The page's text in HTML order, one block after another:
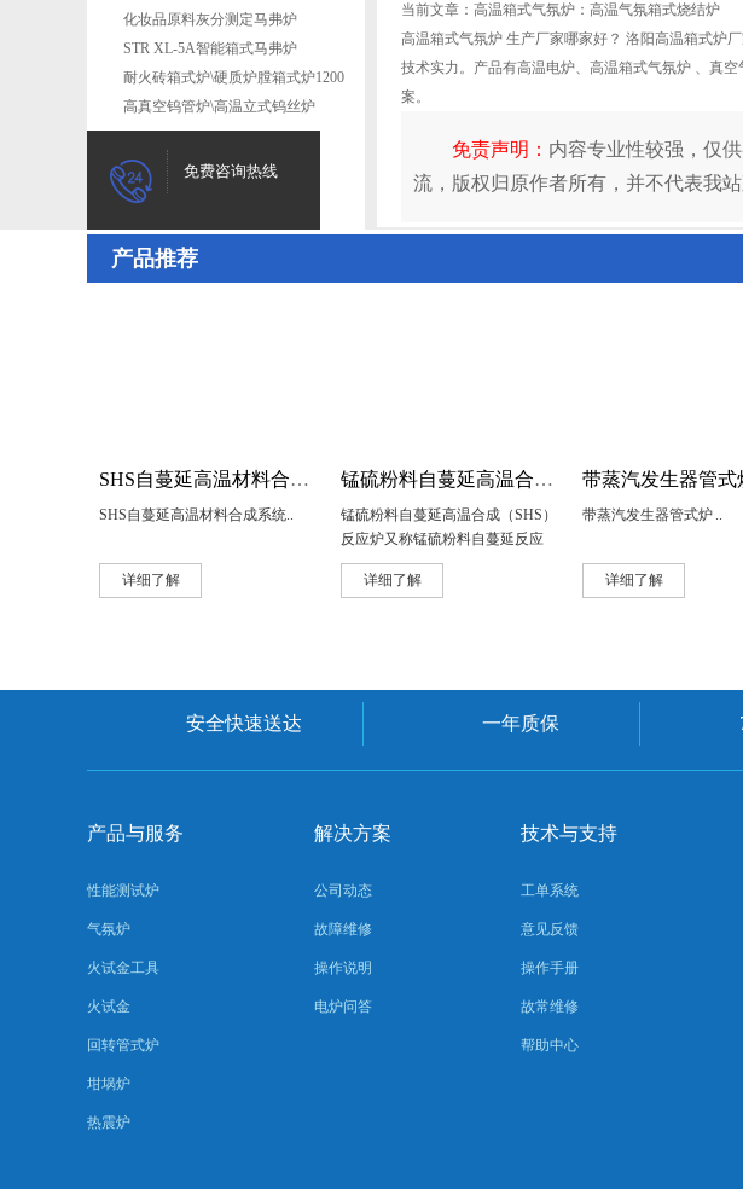
式电阻炉
化妆品原料灰分测定马弗炉
STR XL-5A智能箱式马弗炉
耐火砖箱式炉\硬质炉膛箱式炉1200
度
高真空钨管炉\高温立式钨丝炉
免费咨询热线
当前文章：高温箱式气氛炉：高温气氛箱式烧结炉
高温箱式气氛炉 生产厂家哪家好？ 洛阳高温箱式炉
技术实力。产品有高温电炉、高温箱式气氛炉 、真
案。
免责声明： 内容专业性较强，仅
流，版权归原作者所有，并不代表我
产品推荐
SHS自蔓延高温材料合成系统
SHS自蔓延高温材料合成系统..
详细了解
锰硫粉料自蔓延高温合成（SHS）反应炉：锰硫粉料自蔓延反应炉
锰硫粉料自蔓延高温合成（SHS）
反应炉又称锰硫粉料自蔓延反应
炉、..
详细了解
带蒸汽发生器管式炉 ..
详细了解
安全快速送达 一年质保
产品与服务
性能测试炉
气氛炉
火试金工具
火试金
回转管式炉
坩埚炉
热震炉
解决方案
公司动态
故障维修
操作说明
电炉问答
技术与支持
工单系统
意见反馈
操作手册
故常维修
帮助中心